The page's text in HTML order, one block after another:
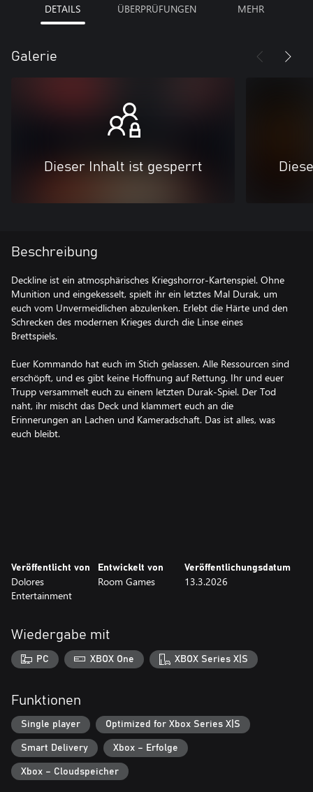
DETAILS ÜBERPRÜFUNGEN MEHR
Galerie
Dieser Inhalt ist gesperrt
Beschreibung
Deckline ist ein atmosphärisches Kriegshorror-Kartenspiel. Ohne
Munition und eingekesselt, spielt ihr ein letztes Mal Durak, um
euch vom Unvermeidlichen abzulenken. Erlebt die Härte und den
Schrecken des modernen Krieges durch die Linse eines
Brettspiels.
Euer Kommando hat euch im Stich gelassen. Alle Ressourcen sind
erschöpft, und es gibt keine Hoffnung auf Rettung. Ihr und euer
Trupp versammelt euch zu einem letzten Durak-Spiel. Der Tod
naht, ihr mischt das Deck und klammert euch an die
Erinnerungen an Lachen und Kameradschaft. Das ist alles, was
euch bleibt.
Veröffentlicht von
Dolores
Entertainment
Entwickelt von
Room Games
Veröffentlichungsdatum
13.3.2026
Wiedergabe mit
PC XBOX One XBOX Series X|S
Funktionen
Single player Optimized for Xbox Series X|S
Smart Delivery Xbox – Erfolge
Xbox – Cloudspeicher